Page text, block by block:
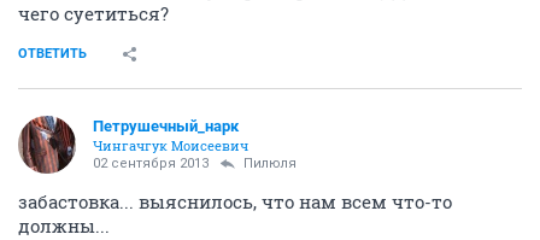
чего суетиться?
ОТВЕТИТЬ
Петрушечный_нарк
Чингачгук Моисеевич
02 сентября 2013 Пилюля
забастовка... выяснилось, что нам всем что-то
должны...